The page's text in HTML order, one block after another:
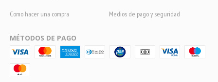
Como hacer una compra Medios de pago y seguridad
MÉTODOS DE PAGO